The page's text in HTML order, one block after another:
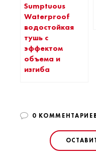
Sumptuous
Waterproof
водостойкая
тушь с
эффектом
объема и
изгиба
0